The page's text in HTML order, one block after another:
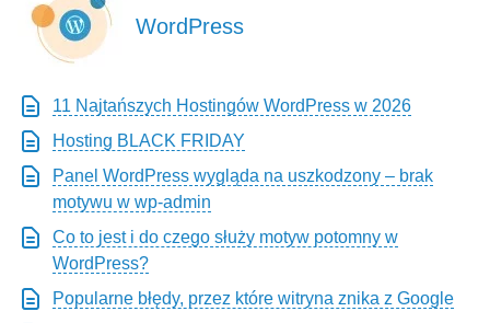
WordPress
11 Najtańszych Hostingów WordPress w 2026
Hosting BLACK FRIDAY
Panel WordPress wygląda na uszkodzony – brak
motywu w wp-admin
Co to jest i do czego służy motyw potomny w
WordPress?
Popularne błędy, przez które witryna znika z Google